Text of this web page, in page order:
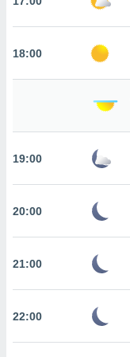
en
au
web.
18:00
19:00
20:00
21:00
22:00